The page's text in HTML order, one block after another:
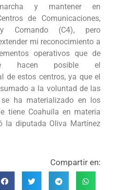
y mantener en
de Comunicaciones,
Comando (C4), pero
mi reconocimiento a
operativos que de
hacen posible el
de estos centros, ya que el
a la voluntad de las
ha materializado en los
tiene Coahuila en materia
la diputada Oliva Martínez
Compartir en: